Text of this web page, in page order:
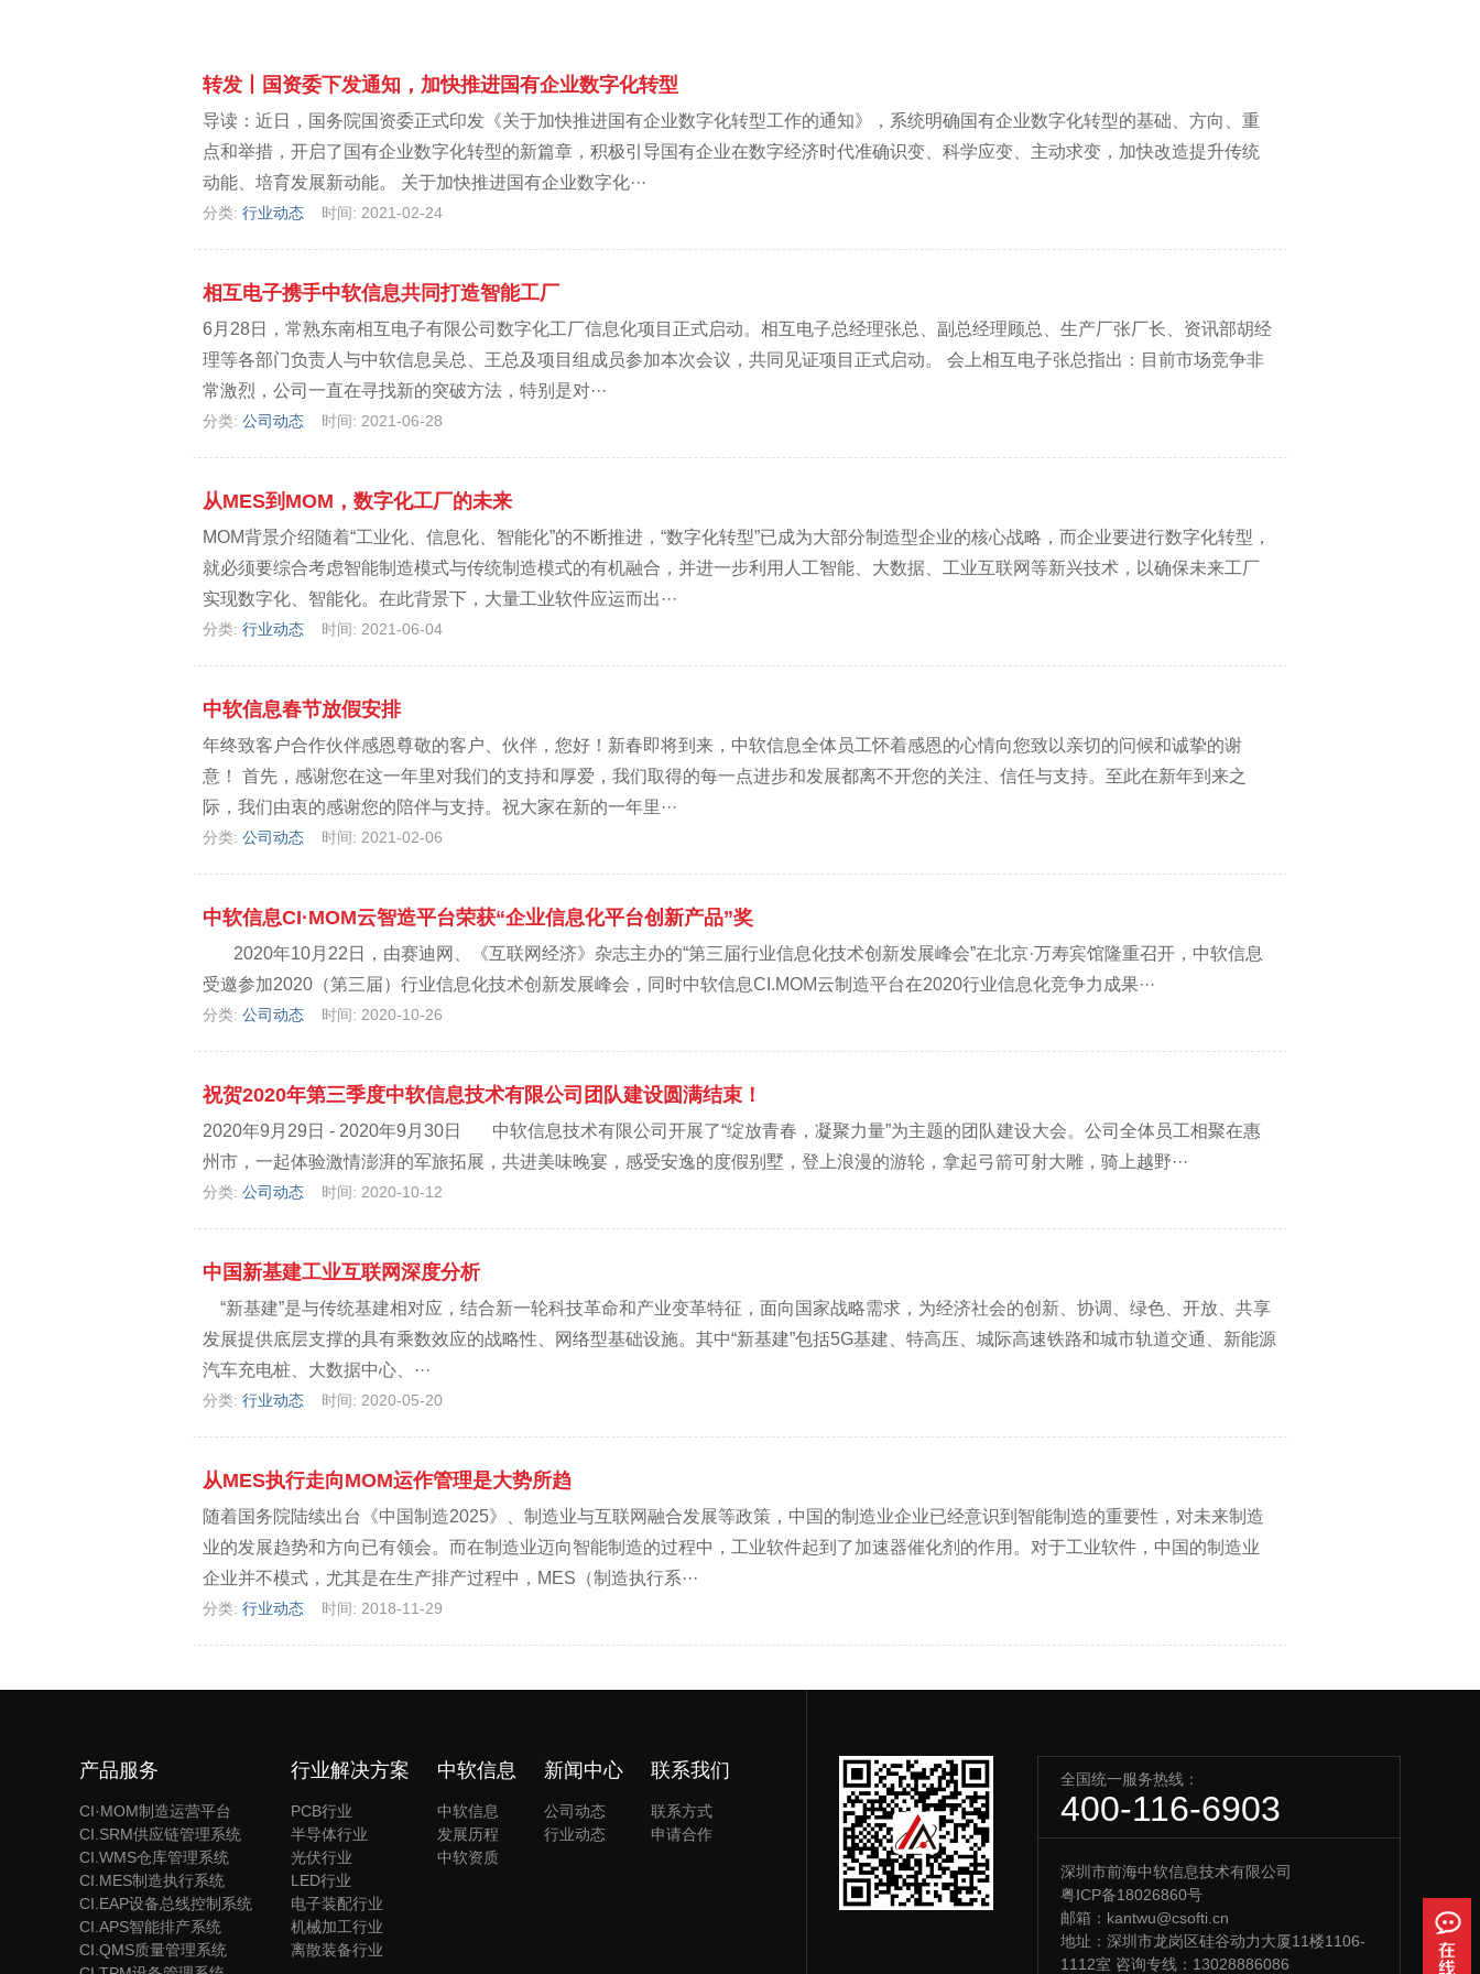
转发丨国资委下发通知，加快推进国有企业数字化转型
导读：近日，国务院国资委正式印发《关于加快推进国有企业数字化转型工作的通知》，系统明确国有企业数字化转型的基础、方向、重
点和举措，开启了国有企业数字化转型的新篇章，积极引导国有企业在数字经济时代准确识变、科学应变、主动求变，加快改造提升传统
动能、培育发展新动能。 关于加快推进国有企业数字化···
分类:行业动态 时间: 2021-02-24
相互电子携手中软信息共同打造智能工厂
6月28日，常熟东南相互电子有限公司数字化工厂信息化项目正式启动。相互电子总经理张总、副总经理顾总、生产厂张厂长、资讯部胡经
理等各部门负责人与中软信息吴总、王总及项目组成员参加本次会议，共同见证项目正式启动。 会上相互电子张总指出：目前市场竞争非
常激烈，公司一直在寻找新的突破方法，特别是对···
分类:公司动态 时间: 2021-06-28
从MES到MOM，数字化工厂的未来
MOM背景介绍随着“工业化、信息化、智能化”的不断推进，“数字化转型”已成为大部分制造型企业的核心战略，而企业要进行数字化转型，
就必须要综合考虑智能制造模式与传统制造模式的有机融合，并进一步利用人工智能、大数据、工业互联网等新兴技术，以确保未来工厂
实现数字化、智能化。在此背景下，大量工业软件应运而出···
分类:行业动态 时间: 2021-06-04
中软信息春节放假安排
年终致客户合作伙伴感恩尊敬的客户、伙伴，您好！新春即将到来，中软信息全体员工怀着感恩的心情向您致以亲切的问候和诚挚的谢
意！ 首先，感谢您在这一年里对我们的支持和厚爱，我们取得的每一点进步和发展都离不开您的关注、信任与支持。至此在新年到来之
际，我们由衷的感谢您的陪伴与支持。祝大家在新的一年里···
分类:公司动态 时间: 2021-02-06
中软信息CI·MOM云智造平台荣获“企业信息化平台创新产品”奖
2020年10月22日，由赛迪网、《互联网经济》杂志主办的“第三届行业信息化技术创新发展峰会”在北京·万寿宾馆隆重召开，中软信息
受邀参加2020（第三届）行业信息化技术创新发展峰会，同时中软信息CI.MOM云制造平台在2020行业信息化竞争力成果···
分类:公司动态 时间: 2020-10-26
祝贺2020年第三季度中软信息技术有限公司团队建设圆满结束！
2020年9月29日 - 2020年9月30日 中软信息技术有限公司开展了“绽放青春，凝聚力量”为主题的团队建设大会。公司全体员工相聚在惠
州市，一起体验激情澎湃的军旅拓展，共进美味晚宴，感受安逸的度假别墅，登上浪漫的游轮，拿起弓箭可射大雕，骑上越野···
分类:公司动态 时间: 2020-10-12
中国新基建工业互联网深度分析
“新基建”是与传统基建相对应，结合新一轮科技革命和产业变革特征，面向国家战略需求，为经济社会的创新、协调、绿色、开放、共享
发展提供底层支撑的具有乘数效应的战略性、网络型基础设施。其中“新基建”包括5G基建、特高压、城际高速铁路和城市轨道交通、新能源
汽车充电桩、大数据中心、···
分类:行业动态 时间: 2020-05-20
从MES执行走向MOM运作管理是大势所趋
随着国务院陆续出台《中国制造2025》、制造业与互联网融合发展等政策，中国的制造业企业已经意识到智能制造的重要性，对未来制造
业的发展趋势和方向已有领会。而在制造业迈向智能制造的过程中，工业软件起到了加速器催化剂的作用。对于工业软件，中国的制造业
企业并不模式，尤其是在生产排产过程中，MES（制造执行系···
分类:行业动态 时间: 2018-11-29
产品服务
CI·MOM制造运营平台
CI.SRM供应链管理系统
CI.WMS仓库管理系统
CI.MES制造执行系统
CI.EAP设备总线控制系统
CI.APS智能排产系统
CI.QMS质量管理系统
行业解决方案
PCB行业
半导体行业
光伏行业
LED行业
电子装配行业
机械加工行业
离散装备行业
中软信息
中软信息
发展历程
中软资质
新闻中心
公司动态
行业动态
联系我们
联系方式
申请合作
全国统一服务热线：
400-116-6903
深圳市前海中软信息技术有限公司
粤ICP备18026860号
邮箱：kantwu@csofti.cn
地址：深圳市龙岗区硅谷动力大厦11楼1106-
1112室 咨询专线：13028886086